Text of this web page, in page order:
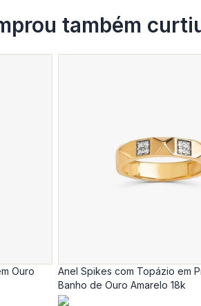
também
Ouro
Anel Spikes com Topázio em
Banho de Ouro Amarelo 18k